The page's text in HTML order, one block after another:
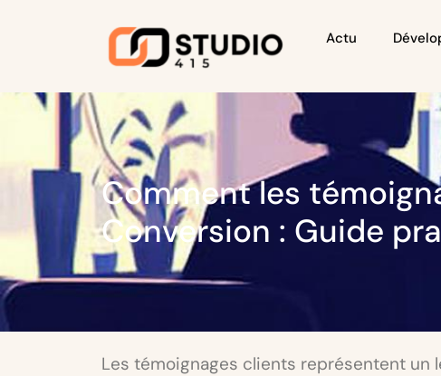
Actu
Comment les
Conversion : Guide
Les témoignages clients représentent un